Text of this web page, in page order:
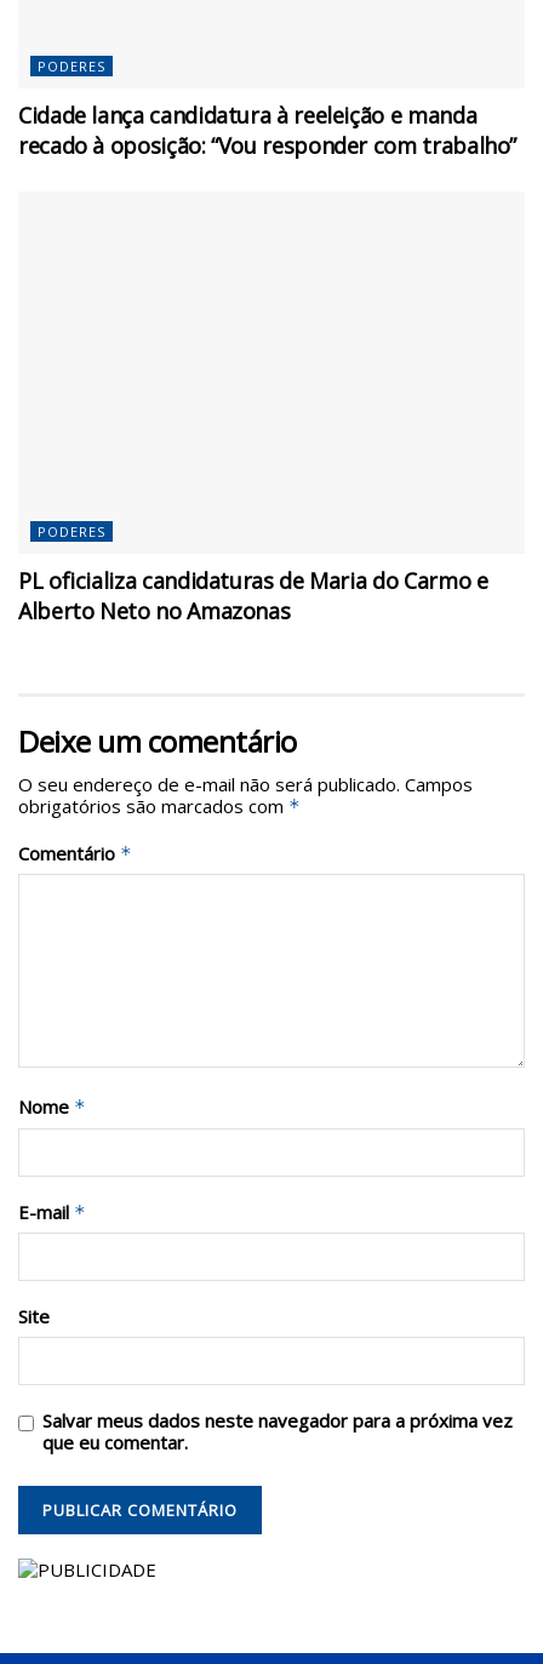
PODERES
Cidade lança candidatura à reeleição e manda
recado à oposição: “Vou responder com trabalho”
PODERES
PL oficializa candidaturas de Maria do Carmo e
Alberto Neto no Amazonas
Deixe um comentário
O seu endereço de e-mail não será publicado. Campos
obrigatórios são marcados com *
Comentário *
Nome *
E-mail *
Site
Salvar meus dados neste navegador para a próxima vez
que eu comentar.